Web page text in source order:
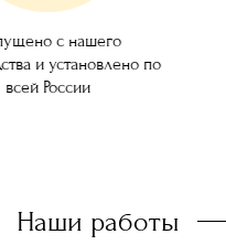
с нашего
и установлено по
всей России
Наши работы